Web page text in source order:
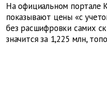
На официальном портале
показывают цены «с
без расшифровки самих
значится за 1,225 млн,